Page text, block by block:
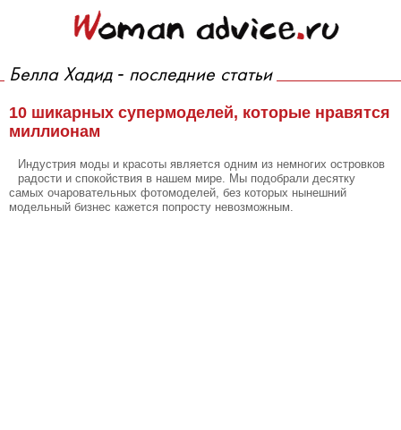
Белла Хадид - последние статьи
10 шикарных супермоделей, которые нравятся
миллионам
Индустрия моды и красоты является одним из немногих островков
радости и спокойствия в нашем мире. Мы подобрали десятку
самых очаровательных фотомоделей, без которых нынешний
модельный бизнес кажется попросту невозможным.